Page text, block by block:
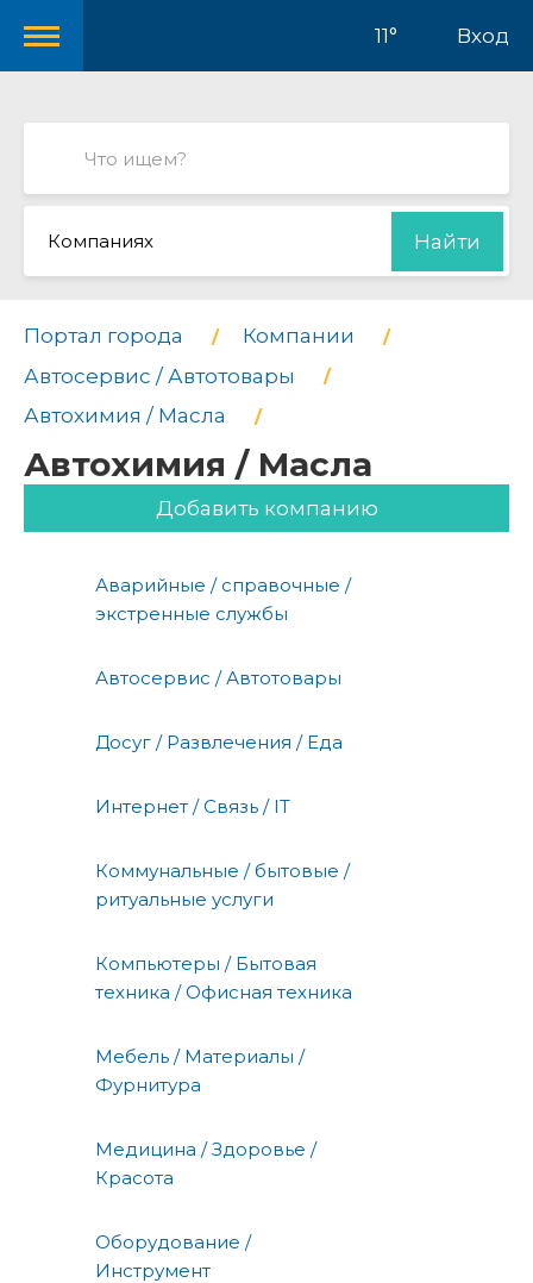
11° Вход
Компаниях Найти
Портал города
Компании
Автосервис / Автотовары
Автохимия / Масла
Автохимия / Масла
Добавить компанию
Аварийные / справочные /
экстренные службы
Автосервис / Автотовары
Досуг / Развлечения / Еда
Интернет / Связь / IT
Коммунальные / бытовые /
ритуальные услуги
Компьютеры / Бытовая
техника / Офисная техника
Мебель / Материалы /
Фурнитура
Медицина / Здоровье /
Красота
Оборудование /
Инструмент